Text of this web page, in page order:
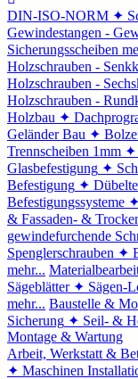
DIN-ISO-NORM ✦
Gewindestangen -
Sicherungsscheiben
Holzschrauben -
Holzschrauben -
Holzschrauben -
Holzbau ✦
Geländer Bau ✦
Trennscheiben 1mm ✦
Glasbefestigung ✦
Befestigung ✦
Befestigungssysteme
& Fassaden- &
gewindefurchende
Spenglerschrauben ✦
mehr...
Sägeblätter ✦ Sägen-
mehr... Baustelle &
Sicherung ✦ Seil- &
Montage & Wartung
Arbeit, Werkstatt &
✦ Maschinen